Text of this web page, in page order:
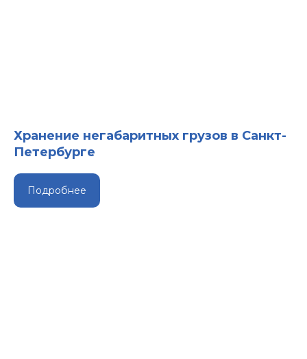
Хранение негабаритных грузов в Санкт-
Петербурге
Подробнее